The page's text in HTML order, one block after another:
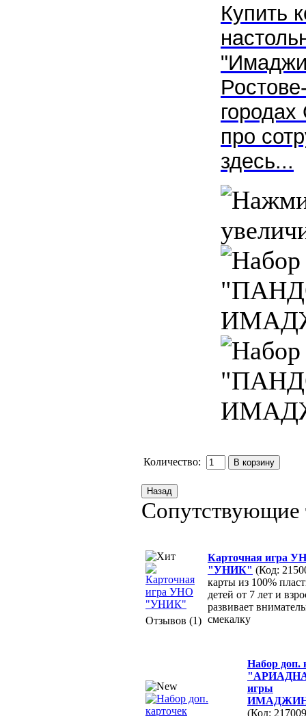
Купить
"
про
здесь...
Количество:
Сопутствующие
Отзывов (1)
Карточная игра
"УНИК" (Код:
карты из 100%
детей от 7 лет и
развивает
смекалку
Набор доп.
игры
(Код: